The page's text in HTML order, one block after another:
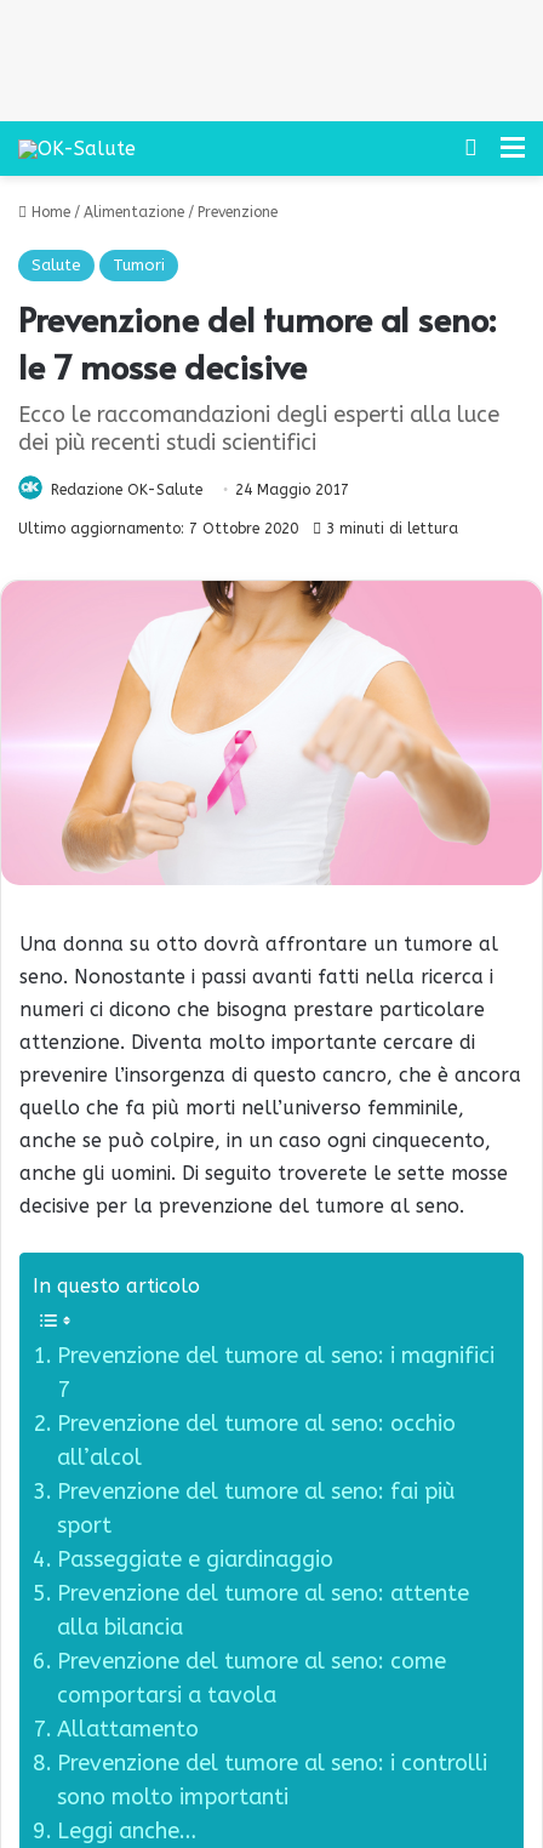
Cerca
Home / Alimentazione / Prevenzione
Salute Tumori
Prevenzione del tumore al seno:
le 7 mosse decisive
Ecco le raccomandazioni degli esperti alla luce
dei più recenti studi scientifici
Redazione OK-Salute 24 Maggio 2017
Ultimo aggiornamento: 7 Ottobre 2020 3 minuti di lettura
Una donna su otto dovrà affrontare un tumore al
seno. Nonostante i passi avanti fatti nella ricerca i
numeri ci dicono che bisogna prestare particolare
attenzione. Diventa molto importante cercare di
prevenire l’insorgenza di questo cancro, che è ancora
quello che fa più morti nell’universo femminile,
anche se può colpire, in un caso ogni cinquecento,
anche gli uomini. Di seguito troverete le sette mosse
decisive per la prevenzione del tumore al seno.
In questo articolo
Prevenzione del tumore al seno: i magnifici
7
Prevenzione del tumore al seno: occhio
all’alcol
Prevenzione del tumore al seno: fai più
sport
Passeggiate e giardinaggio
Prevenzione del tumore al seno: attente
alla bilancia
Prevenzione del tumore al seno: come
comportarsi a tavola
Allattamento
Prevenzione del tumore al seno: i controlli
sono molto importanti
Leggi anche…